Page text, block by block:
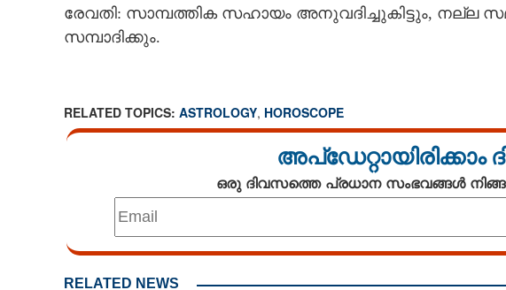
രേവതി: സാമ്പത്തിക സഹായം അനുവദിച്ചുകിട്ടും,
സമ്പാദിക്കും.
RELATED TOPICS: ASTROLOGY, HOROSCOPE
അപ്ഡേറ്റായിരിക്കാം
ഒരു ദിവസത്തെ പ്രധാന സംഭവങ്ങൾ
RELATED NEWS